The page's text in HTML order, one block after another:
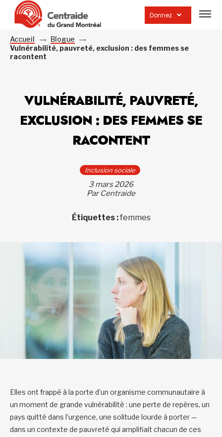
Donnez
la
Accueil
Blogue
Vulnérabilité, pauvreté, exclusion : des femmes se
racontent
VULNÉRABILITÉ, PAUVRETÉ,
EXCLUSION : DES FEMMES SE
RACONTENT
Inclusion sociale
3 mars 2026
Par Centraide
Étiquettes :femmes
Elles ont frappé à la porte d’un organisme communautaire à
un moment de grande vulnérabilité : une perte de repères, un
pays quitté dans l’urgence, une solitude lourde à porter —
dans un contexte de pauvreté qui amplifiait chacun de ces